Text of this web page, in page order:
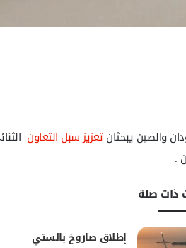
والصين يبحثانتعزيز سبل التعاون
.
ذات صلة
إطلاق صاروخ بالستي